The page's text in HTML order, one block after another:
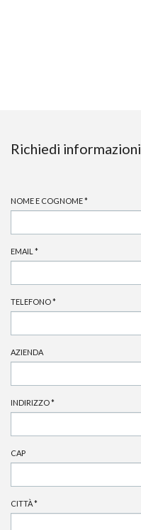
Richiedi informazioni
NOME E COGNOME*
EMAIL *
TELEFONO*
AZIENDA
INDIRIZZO*
CAP
CITTÀ*